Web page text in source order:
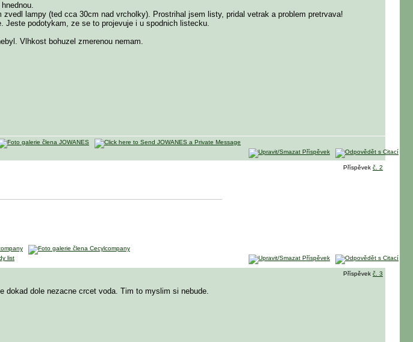
lampy (ted cca 30cm nad vrcholky). Prostrihal jsem listy, pridal vetrak a problem pretrvava!
Jeste podotykam, ze se to projevuje i u spodnich listecku.
Vlhkost bohuzel zmerenou nemam.
Příspěvek č. 2
Příspěvek č. 3
dole nezacne crcet voda. Tim to myslim si nebude.